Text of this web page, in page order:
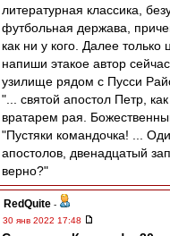
литературная классика,
футбольная держава,
как ни у кого. Далее только
напиши этакое автор
узилище рядом с Пусси
"... святой апостол Петр,
вратарем рая.
"Пустяки командочка! ...
апостолов, двенадцатый
верно?"
RedQuite -
30 янв 2022 17:48